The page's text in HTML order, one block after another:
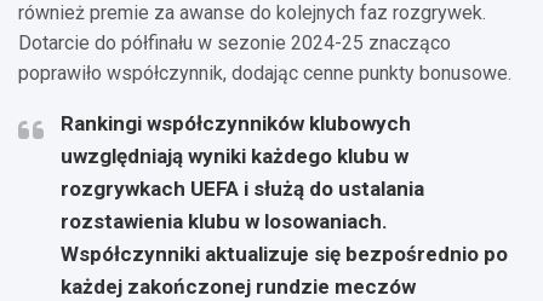
również premie za awanse do kolejnych faz rozgrywek.
Dotarcie do półfinału w sezonie 2024-25 znacząco
poprawiło współczynnik, dodając cenne punkty bonusowe.
Rankingi współczynników klubowych
uwzględniają wyniki każdego klubu w
rozgrywkach UEFA i służą do ustalania
rozstawienia klubu w losowaniach.
Współczynniki aktualizuje się bezpośrednio po
każdej zakończonej rundzie meczów